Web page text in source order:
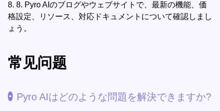
8. 8. Pyro AIのブログやウェブサイトで、最新の機能、価
格設定、リソース、対応ドキュメントについて確認しまし
ょう。
常见问题
Pyro AIはどのような問題を解決できますか?